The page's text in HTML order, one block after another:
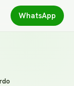
WhatsApp